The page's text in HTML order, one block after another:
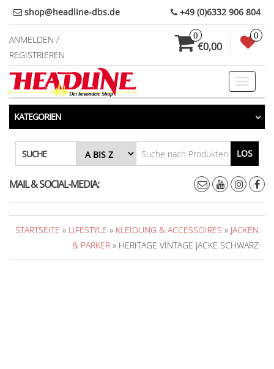
Direkt
zum
Inhalt
shop@headline-dbs.de +49 (0)6332 906 804
ANMELDEN /
REGISTRIEREN
0
€0,00
0
Toggle
KATEGORIEN
SUCHE LOS
MAIL & SOCIAL-MEDIA:
STARTSEITE » LIFESTYLE » KLEIDUNG & ACCESSOIRES » JACKEN
& PARKER » HERITAGE VINTAGE JACKE SCHWARZ